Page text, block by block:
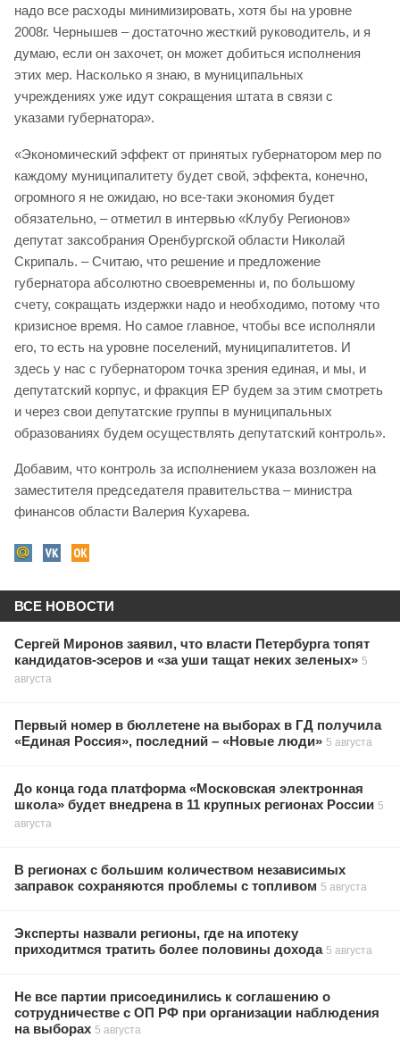
надо все расходы минимизировать, хотя бы на уровне
2008г. Чернышев – достаточно жесткий руководитель, и я
думаю, если он захочет, он может добиться исполнения
этих мер. Насколько я знаю, в муниципальных
учреждениях уже идут сокращения штата в связи с
указами губернатора».
«Экономический эффект от принятых губернатором мер по
каждому муниципалитету будет свой, эффекта, конечно,
огромного я не ожидаю, но все-таки экономия будет
обязательно, – отметил в интервью «Клубу Регионов»
депутат заксобрания Оренбургской области Николай
Скрипаль. – Считаю, что решение и предложение
губернатора абсолютно своевременны и, по большому
счету, сокращать издержки надо и необходимо, потому что
кризисное время. Но самое главное, чтобы все исполняли
его, то есть на уровне поселений, муниципалитетов. И
здесь у нас с губернатором точка зрения единая, и мы, и
депутатский корпус, и фракция ЕР будем за этим смотреть
и через свои депутатские группы в муниципальных
образованиях будем осуществлять депутатский контроль».
Добавим, что контроль за исполнением указа возложен на
заместителя председателя правительства – министра
финансов области Валерия Кухарева.
ВСЕ НОВОСТИ
Сергей Миронов заявил, что власти Петербурга топят
кандидатов-эсеров и «за уши тащат неких зеленых» 5
августа
Первый номер в бюллетене на выборах в ГД получила
«Единая Россия», последний – «Новые люди» 5 августа
До конца года платформа «Московская электронная
школа» будет внедрена в 11 крупных регионах России 5
августа
В регионах с большим количеством независимых
заправок сохраняются проблемы с топливом 5 августа
Эксперты назвали регионы, где на ипотеку
приходитмся тратить более половины дохода 5 августа
Не все партии присоединились к соглашению о
сотрудничестве с ОП РФ при организации наблюдения
на выборах 5 августа